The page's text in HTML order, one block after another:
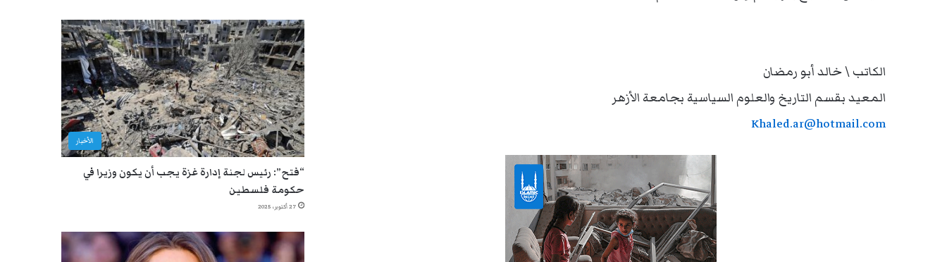
الكاتب \ خالد أبو رمضان
المعيد بقسم التاريخ والعلوم السياسية بجامعة الأزهر
Khaled.ar@hotmail.com
الأخبار
“فتح”: رئيس لجنة إدارة غزة يجب أن يكون وزيرا في
حكومة فلسطين
27 أكتوبر، 2025